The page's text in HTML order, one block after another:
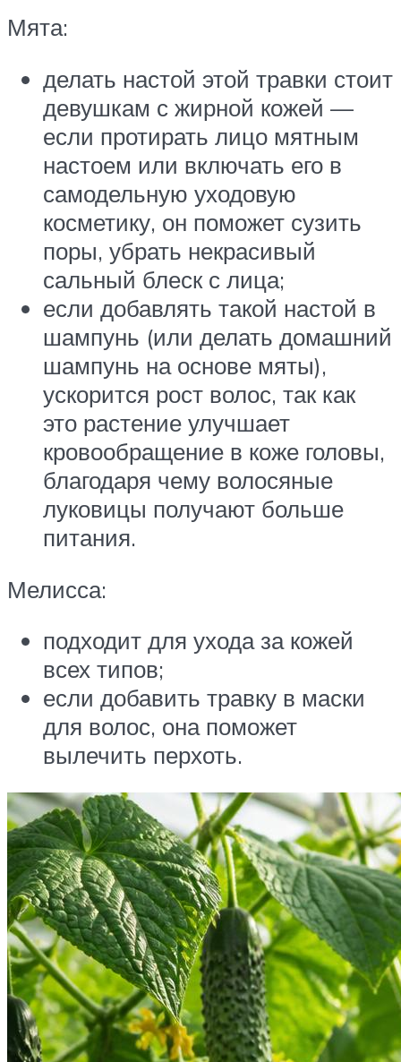
Мята:
делать настой этой травки стоит
девушкам с жирной кожей —
если протирать лицо мятным
настоем или включать его в
самодельную уходовую
косметику, он поможет сузить
поры, убрать некрасивый
сальный блеск с лица;
если добавлять такой настой в
шампунь (или делать домашний
шампунь на основе мяты),
ускорится рост волос, так как
это растение улучшает
кровообращение в коже головы,
благодаря чему волосяные
луковицы получают больше
питания.
Мелисса:
подходит для ухода за кожей
всех типов;
если добавить травку в маски
для волос, она поможет
вылечить перхоть.